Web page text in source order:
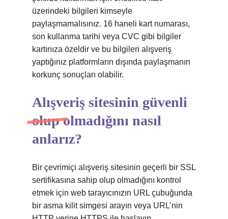
üzerindeki bilgileri kimseyle
paylaşmamalısınız. 16 haneli kart numarası,
son kullanma tarihi veya CVC gibi bilgiler
kartınıza özeldir ve bu bilgileri alışveriş
yaptığınız platformların dışında paylaşmanın
korkunç sonuçları olabilir.
Alışveriş sitesinin güvenli
olup olmadığını nasıl
anlarız?
Bir çevrimiçi alışveriş sitesinin geçerli bir SSL
sertifikasına sahip olup olmadığını kontrol
etmek için web tarayıcınızın URL çubuğunda
bir asma kilit simgesi arayın veya URL’nin